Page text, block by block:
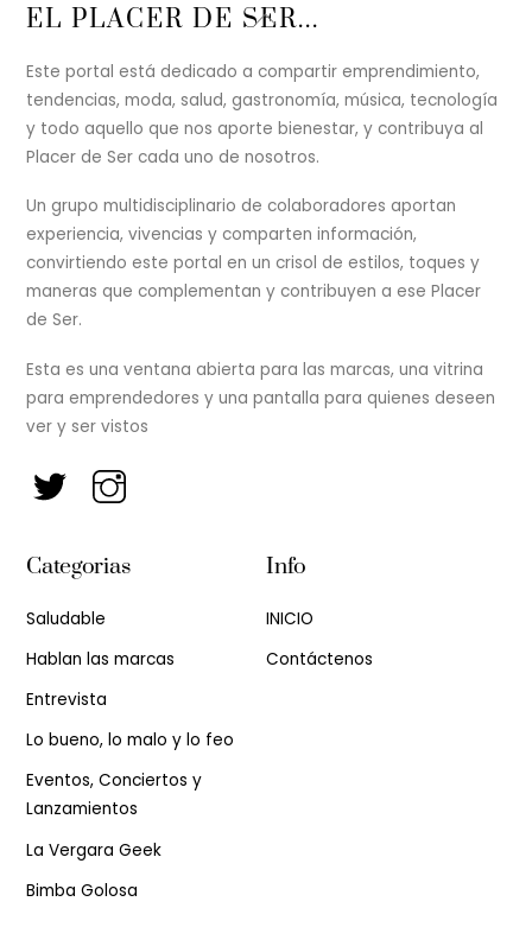
Back
Top
EL PLACER DE SER...
Este portal está dedicado a compartir emprendimiento,
tendencias, moda, salud, gastronomía, música, tecnología
y todo aquello que nos aporte bienestar, y contribuya al
Placer de Ser cada uno de nosotros.
Un grupo multidisciplinario de colaboradores aportan
experiencia, vivencias y comparten información,
convirtiendo este portal en un crisol de estilos, toques y
maneras que complementan y contribuyen a ese Placer
de Ser.
Esta es una ventana abierta para las marcas, una vitrina
para emprendedores y una pantalla para quienes deseen
ver y ser vistos
Categorias
Saludable
Hablan las marcas
Entrevista
Lo bueno, lo malo y lo feo
Eventos, Conciertos y
Lanzamientos
La Vergara Geek
Bimba Golosa
Info
INICIO
Contáctenos